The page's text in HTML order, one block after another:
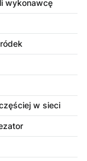
wykonawcę
w sieci